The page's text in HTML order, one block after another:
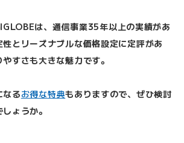
は、通信事業35年以上の実績があ
とリーズナブルな価格設定に定評があ
すさも大きな魅力です。
なるお得な特典もありますので、ぜひ検討
ょうか。